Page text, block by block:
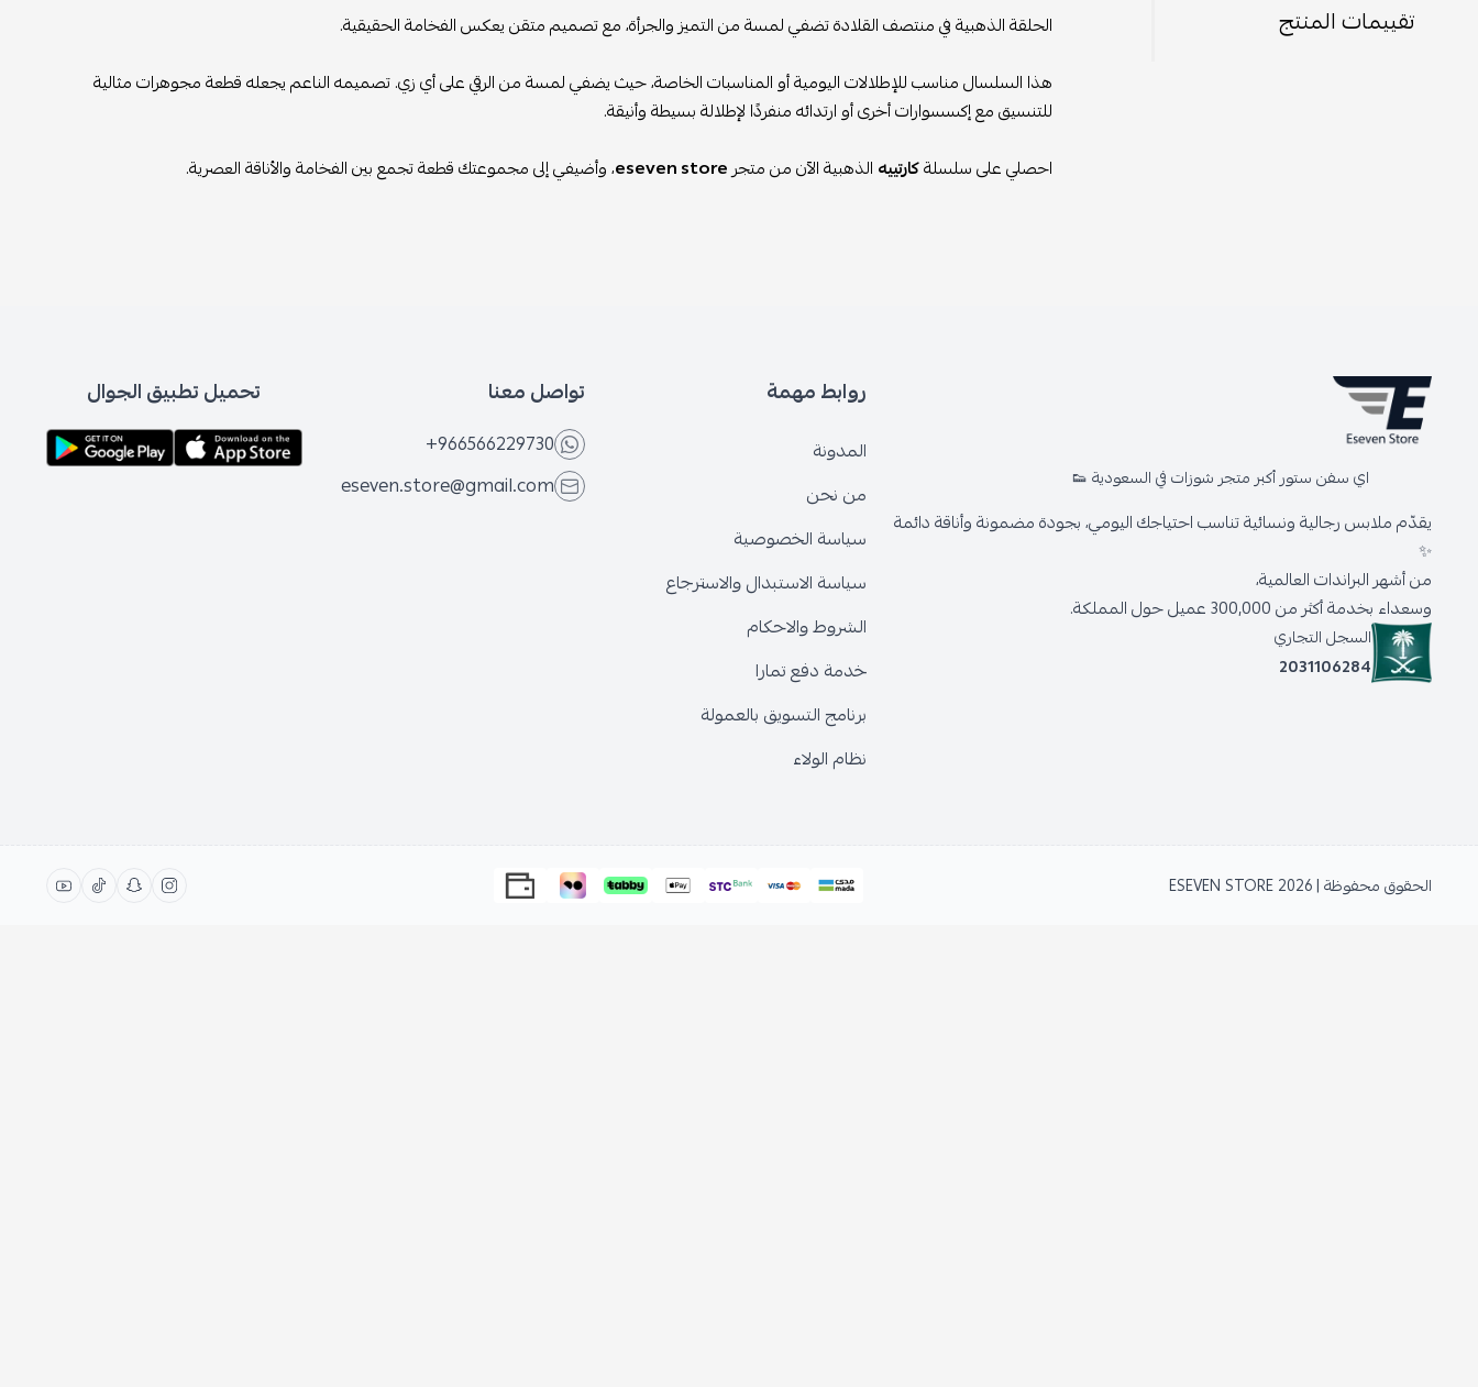
تقييمات المنتج
الحلقة الذهبية في منتصف القلادة تضفي لمسة من التميز والجرأة، مع تصميم متقن يعكس الفخامة الحقيقية.
هذا السلسال مناسب للإطلالات اليومية أو المناسبات الخاصة، حيث يضفي لمسة من الرقي على أي زي. تصميمه الناعم يجعله قطعة مجوهرات مثالية
للتنسيق مع إكسسوارات أخرى أو ارتدائه منفردًا لإطلالة بسيطة وأنيقة.
احصلي على سلسلةكارتييه الذهبية الآن من متجرeseven store، وأضيفي إلى مجموعتك قطعة تجمع بين الفخامة والأناقة العصرية.
اي سفن ستور أكبر متجر شوزات في السعودية 👟
يقدّم ملابس رجالية ونسائية تناسب احتياجك اليومي، بجودة مضمونة وأناقة دائمة
✨
من أشهر البراندات العالمية،
وسعداء بخدمة أكثر من 300,000 عميل حول المملكة.
السجل التجاري
2031106284
روابط مهمة
المدونة
من نحن
سياسة الخصوصية
سياسة الاستبدال والاسترجاع
الشروط والاحكام
خدمة دفع تمارا
برنامج التسويق بالعمولة
نظام الولاء
تواصل معنا
+966566229730
eseven.store@gmail.com
تحميل تطبيق الجوال
الحقوق محفوظة | 2026 ESEVEN STORE